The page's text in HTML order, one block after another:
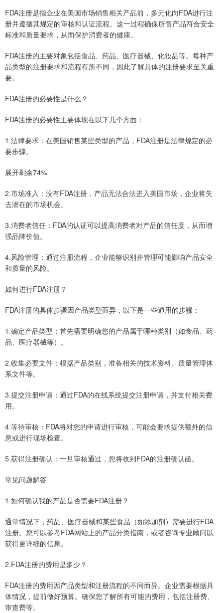
FDA注册是指企业在美国市场销售相关产品前，多元化向FDA进行注
册并遵循其规定的审核和认证流程。这一过程确保所售产品符合安全
标准和质量要求，从而保护消费者的健康。
FDA注册的主要对象包括食品、药品、医疗器械、化妆品等。每种产
品类型的注册要求和流程有所不同，因此了解具体的注册要求至关重
要。
FDA注册的必要性是什么？
FDA注册的必要性主要体现在以下几个方面：
1.法律要求：在美国销售某些类型的产品，FDA注册是法律规定的必
要步骤。
展开剩余74%
2.市场准入：没有FDA注册，产品无法合法进入美国市场，企业将失
去潜在的市场机会。
3.消费者信任：FDA的认证可以提高消费者对产品的信任度，从而增
强品牌价值。
4.风险管理：通过注册流程，企业能够识别并管理可能影响产品安全
和质量的风险。
如何进行FDA注册？
FDA注册的具体步骤因产品类型而异，以下是一些通用的步骤：
1.确定产品类型：首先需要明确您的产品属于哪种类别（如食品、药
品、医疗器械等）。
2.收集必要文件：根据产品类别，准备相关的技术资料、质量管理体
系文件等。
3.提交注册申请：通过FDA的在线系统提交注册申请，并支付相关费
用。
4.等待审核：FDA将对您的申请进行审核，可能会要求提供额外的信
息或进行现场检查。
5.获得注册确认：一旦审核通过，您将收到FDA的注册确认函。
常见问题解答
1.如何确认我的产品是否需要FDA注册？
通常情况下，药品、医疗器械和某些食品（如添加剂）需要进行FDA
注册。您可以参考FDA网站上的产品分类指南，或者咨询专业顾问以
获得更详细的信息。
2.FDA注册的费用是多少？
FDA注册的费用因产品类型和注册流程的不同而异。企业需要根据具
体情况，提前做好预算。确保您了解所有可能的费用，包括注册费、
审查费等。